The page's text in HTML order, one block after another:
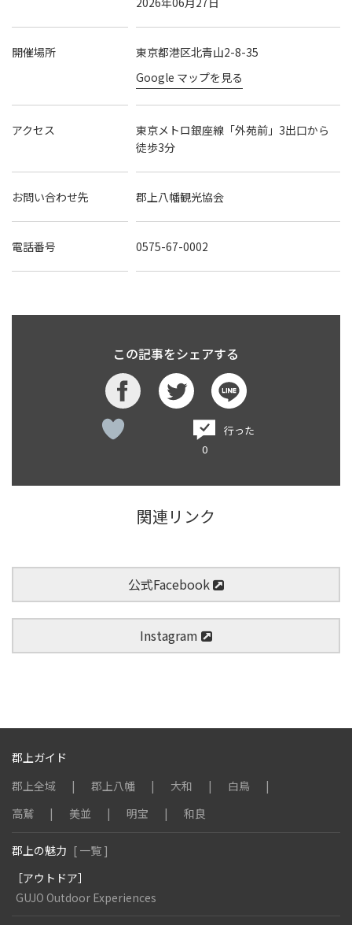
開催場所
東京都港区北青山2-8-35
Google マップを見る
アクセス
東京メトロ銀座線「外苑前」3出口から
徒歩3分
お問い合わせ先 郡上八幡観光協会
電話番号 0575-67-0002
この記事をシェアする
行った
0
関連リンク
公式Facebook
Instagram
郡上ガイド
郡上全域
郡上八幡 大和
白鳥
高鷲
美並 明宝 和良
郡上の魅力 [ 一覧 ]
［アウトドア］
GUJO Outdoor Experiences